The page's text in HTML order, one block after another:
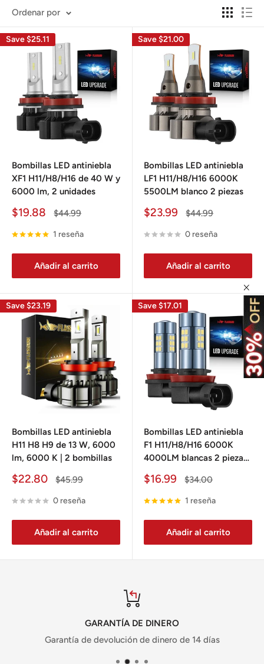
Ordenar por
Save $25.11
Bombillas LED antiniebla
XF1 H11/H8/H16 de 40 W y
6000 lm, 2 unidades
Precio
venta
$19.88
Precio
$44.99
1 reseña
Añadir al carrito
Save $21.00
Bombillas LED antiniebla
LF1 H11/H8/H16 6000K
5500LM blanco 2 piezas
Precio
venta
$23.99
Precio
$44.99
0 reseña
Añadir al carrito
Save $23.19
Bombillas LED antiniebla
H11 H8 H9 de 13 W, 6000
lm, 6000 K | 2 bombillas
Precio
venta
$22.80
Precio
$45.99
0 reseña
Añadir al carrito
Save $17.01
Bombillas LED antiniebla
F1 H11/H8/H16 6000K
4000LM blancas 2 piezas
Accord y más
Precio
venta
$16.99
Precio
$34.00
1 reseña
Añadir al carrito
GARANTÍA DE DINERO
Garantía de devolución de dinero de 14 días